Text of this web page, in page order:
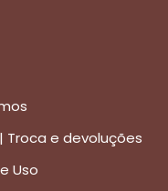
Troca e devoluções
Uso